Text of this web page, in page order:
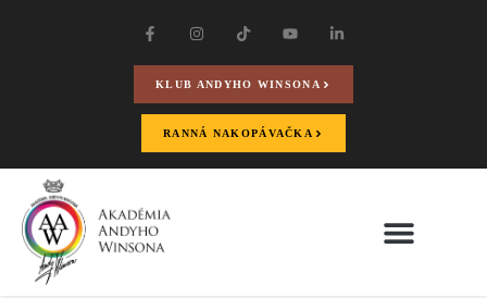
KLUB ANDYHO WINSONA
RANNÁ NAKOPÁVAČKA